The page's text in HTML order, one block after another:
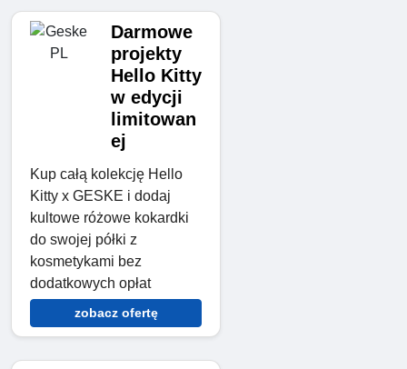
Darmowe
projekty
Hello Kitty
w edycji
limitowan
ej
Kup całą kolekcję Hello
Kitty x GESKE i dodaj
kultowe różowe kokardki
do swojej półki z
kosmetykami bez
dodatkowych opłat
zobacz ofertę